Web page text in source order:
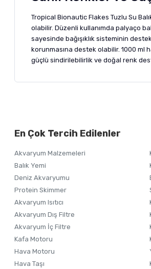
Tropical Bionautic Flakes Tuzlu Su
olabilir. Düzenli kullanımda palyaço
sayesinde bağışıklık sisteminin
korunmasına destek olabilir. 1000 ml
güçlü sindirilebilirlik ve doğal renk
Ürün açıklamasında eksik bilgiler
Ürün fiyatı diğer sitelerden daha
Bu ürüne benzer farklı alternatifler
En Çok Tercih Edilenler
Akvaryum Malzemeleri
Balık Yemi
Deniz Akvaryumu
Protein Skimmer
Akvaryum Isıtıcı
Akvaryum Dış Filtre
Akvaryum İç Filtre
Kafa Motoru
Hava Motoru
Hava Taşı